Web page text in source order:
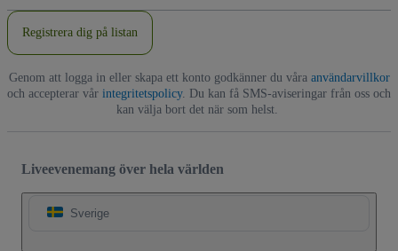
Registrera dig på listan
Genom att logga in eller skapa ett konto godkänner du våra användarvillkor
och accepterar vår integritetspolicy. Du kan få SMS-aviseringar från oss och
kan välja bort det när som helst.
Liveevenemang över hela världen
Sverige